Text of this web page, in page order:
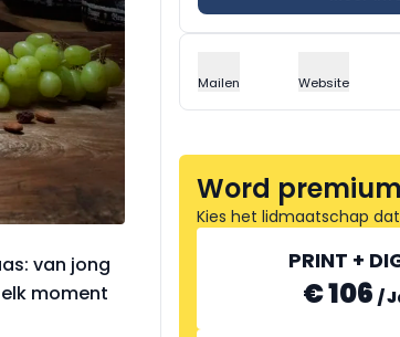
van jong
moment
Mailen Website
Word
Kies het lidmaatschap
PRINT +
€ 106 /